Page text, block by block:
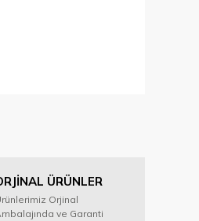
ÜRÜNLER
Orjinal
ve Garanti